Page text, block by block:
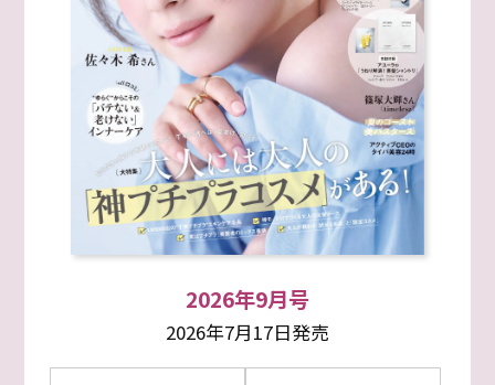
2026年9月号
2026年7月17日発売